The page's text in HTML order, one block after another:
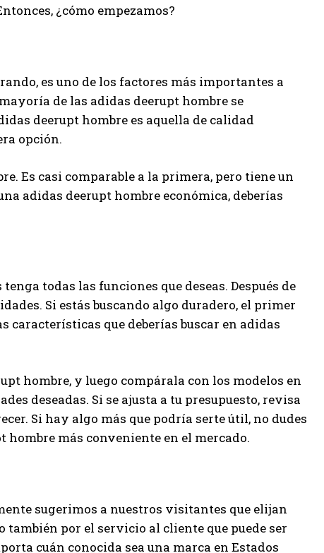
¿cómo empezamos?
es uno de los factores más importantes a
de las adidas deerupt hombre se
deerupt hombre es aquella de calidad
opción.
Es casi comparable a la primera, pero tiene un
adidas deerupt hombre económica, deberías
todas las funciones que deseas. Después de
Si estás buscando algo duradero, el primer
características que deberías buscar en adidas
hombre, y luego compárala con los modelos en
deseadas. Si se ajusta a tu presupuesto, revisa
Si hay algo más que podría serte útil, no dudes
hombre más conveniente en el mercado.
sugerimos a nuestros visitantes que elijan
por el servicio al cliente que puede ser
cuán conocida sea una marca en Estados